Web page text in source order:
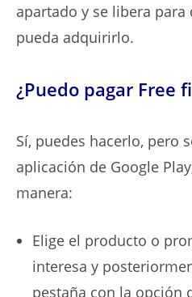
apartado y se libera para
pueda adquirirlo.
¿Puedo pagar Free
Sí, puedes hacerlo, pero
aplicación de Google
manera:
Elige el producto o
interesa y
pestaña con la opción